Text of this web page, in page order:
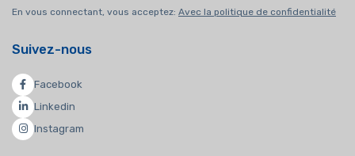
En vous connectant, vous acceptez: Avec la politique de confidentialité
Suivez-nous
Facebook
Linkedin
Instagram